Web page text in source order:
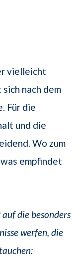
vielleicht
nach dem
Für die
und die
Wo zum
empfindet
auf die besonders
werfen, die